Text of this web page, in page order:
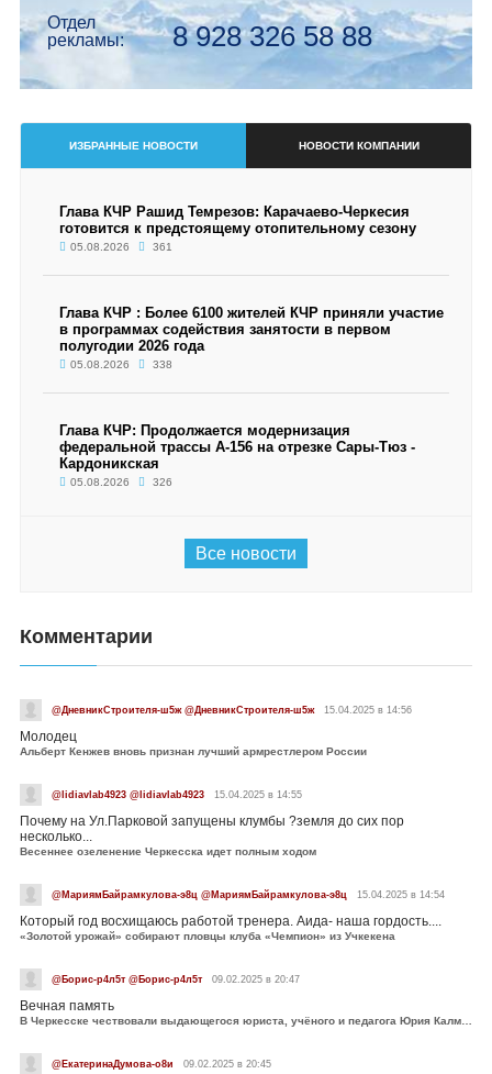
Отдел
рекламы:
8 928 326 58 88
ИЗБРАННЫЕ НОВОСТИ НОВОСТИ КОМПАНИИ
Глава КЧР Рашид Темрезов: Карачаево-Черкесия
готовится к предстоящему отопительному сезону
05.08.2026 361
Глава КЧР : Более 6100 жителей КЧР приняли участие
в программах содействия занятости в первом
полугодии 2026 года
05.08.2026 338
Глава КЧР: Продолжается модернизация
федеральной трассы А-156 на отрезке Сары-Тюз -
Кардоникская
05.08.2026 326
Все новости
Комментарии
@ДневникСтроителя-ш5ж @ДневникСтроителя-ш5ж 15.04.2025 в 14:56
Молодец
Альберт Кенжев вновь признан лучший армрестлером России
@lidiavlab4923 @lidiavlab4923 15.04.2025 в 14:55
Почему на Ул.Парковой запущены клумбы ?земля до сих пор
несколько...
Весеннее озеленение Черкесска идет полным ходом
@МариямБайрамкулова-э8ц @МариямБайрамкулова-э8ц 15.04.2025 в 14:54
Который год восхищаюсь работой тренера. Аида- наша гордость....
«Золотой урожай» собирают пловцы клуба «Чемпион» из Учкекена
@Борис-р4л5т @Борис-р4л5т 09.02.2025 в 20:47
Вечная память
В Черкесске чествовали выдающегося юриста, учёного и педагога Юрия Калмыкова
@ЕкатеринаДумова-о8и 09.02.2025 в 20:45